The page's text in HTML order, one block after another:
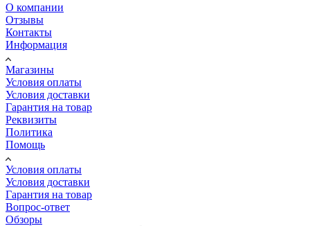
О компании
Отзывы
Контакты
Информация
Магазины
Условия оплаты
Условия доставки
Гарантия на товар
Реквизиты
Политика
Помощь
Условия оплаты
Условия доставки
Гарантия на товар
Вопрос-ответ
Обзоры